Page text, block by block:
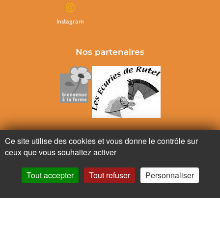
Instagram
Nos partenaires
Ne ratez plus rien,
Abonnez-vous à notre newsletter
Ce site utilise des cookies et vous donne le contrôle sur
ceux que vous souhaitez activer
Tout accepter Tout refuser Personnaliser